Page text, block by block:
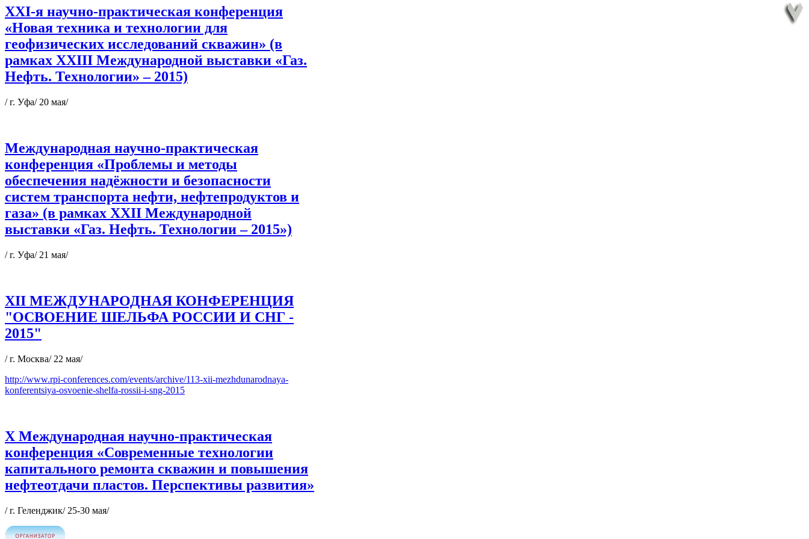
XXI-я научно-практическая конференция
«Новая техника и технологии для
геофизических исследований скважин» (в
рамках XXIII Международной выставки «Газ.
Нефть. Технологии» – 2015)
/ г. Уфа/ 20 мая/
Международная научно-практическая
конференция «Проблемы и методы
обеспечения надёжности и безопасности
систем транспорта нефти, нефтепродуктов и
газа» (в рамках XXII Международной
выставки «Газ. Нефть. Технологии – 2015»)
/ г. Уфа/ 21 мая/
XII МЕЖДУНАРОДНАЯ КОНФЕРЕНЦИЯ
"ОСВОЕНИЕ ШЕЛЬФА РОССИИ И СНГ -
2015"
/ г. Москва/ 22 мая/
http://www.rpi-conferences.com/events/archive/113-xii-mezhdunarodnaya-
konferentsiya-osvoenie-shelfa-rossii-i-sng-2015
X Международная научно-практическая
конференция «Современные технологии
капитального ремонта скважин и повышения
нефтеотдачи пластов. Перспективы развития»
/ г. Геленджик/ 25-30 мая/